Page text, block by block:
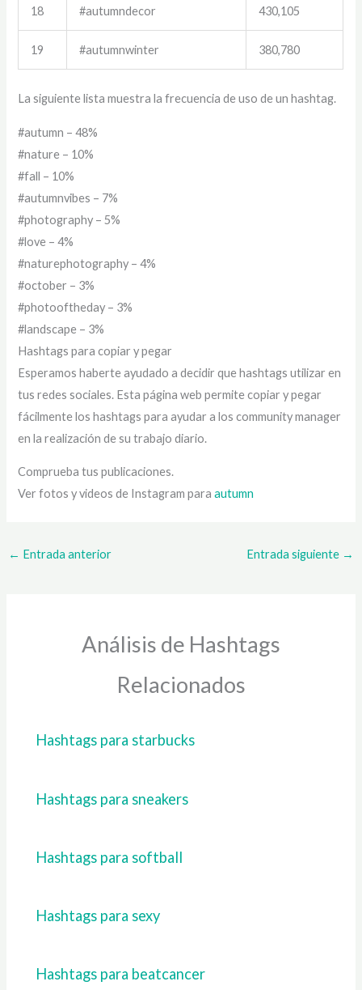
18 #autumndecor 430,105
19 #autumnwinter 380,780
La siguiente lista muestra la frecuencia de uso de un hashtag.
#autumn – 48%
#nature – 10%
#fall – 10%
#autumnvibes – 7%
#photography – 5%
#love – 4%
#naturephotography – 4%
#october – 3%
#photooftheday – 3%
#landscape – 3%
Hashtags para copiar y pegar
Esperamos haberte ayudado a decidir que hashtags utilizar en
tus redes sociales. Esta página web permite copiar y pegar
fácilmente los hashtags para ayudar a los community manager
en la realización de su trabajo diario.
Comprueba tus publicaciones.
Ver fotos y videos de Instagram paraautumn
← Entrada anterior Entrada siguiente →
Análisis de Hashtags
Relacionados
Hashtags para starbucks
Hashtags para sneakers
Hashtags para softball
Hashtags para sexy
Hashtags para beatcancer